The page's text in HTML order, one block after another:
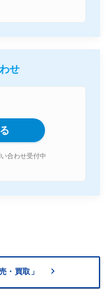
せ
合わせ受付中
・買取」 keyboard_arrow_right